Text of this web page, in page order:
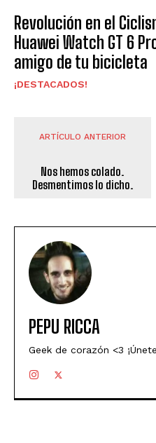
Revolución en el
Huawei Watch GT 6
amigo de tu bicicleta
¡DESTACADOS!
ARTÍCULO ANTERIOR
Nos hemos colado.
Desmentimos lo dicho.
PEPU RICCA
Geek de corazón <3